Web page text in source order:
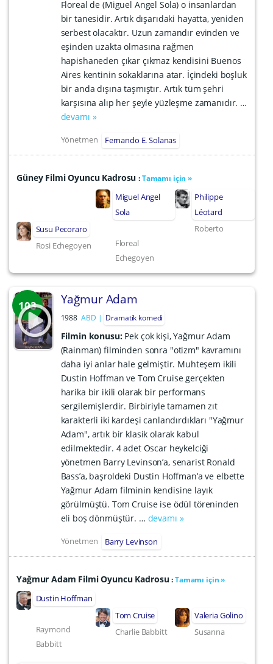
Floreal de (Miguel Angel Sola) o insanlardan
bir tanesidir. Artık dışarıdaki hayatta, yeniden
serbest olacaktır. Uzun zamandır evinden ve
eşinden uzakta olmasına rağmen
hapishaneden çıkar çıkmaz kendisini Buenos
Aires kentinin sokaklarına atar. İçindeki boşluk
bir anda dışına taşmıştır. Artık tüm şehri
karşısına alıp her şeyle yüzleşme zamanıdır. …
devamı »
Yönetmen Fernando E. Solanas
Güney Filmi Oyuncu Kadrosu:Tamamı için »
Susu Pecoraro
Rosi Echegoyen
Miguel Angel
Sola
Floreal
Echegoyen
Philippe
Léotard
Roberto
103 Yağmur Adam
1988 ABD Dramatik komedi
Filmin konusu: Pek çok kişi, Yağmur Adam
(Rainman) filminden sonra "otizm" kavramını
daha iyi anlar hale gelmiştir. Muhteşem ikili
Dustin Hoffman ve Tom Cruise gerçekten
harika bir ikili olarak bir performans
sergilemişlerdir. Birbiriyle tamamen zıt
karakterli iki kardeşi canlandırdıkları "Yağmur
Adam", artık bir klasik olarak kabul
edilmektedir. 4 adet Oscar heykelciği
yönetmen Barry Levinson’a, senarist Ronald
Bass’a, başroldeki Dustin Hoffman’a ve elbette
Yağmur Adam filminin kendisine layık
görülmüştü. Tom Cruise ise ödül töreninden
eli boş dönmüştür. … devamı »
Yönetmen Barry Levinson
Yağmur Adam Filmi Oyuncu Kadrosu:Tamamı için »
Dustin Hoffman
Raymond
Babbitt
Tom Cruise
Charlie Babbitt
Valeria Golino
Susanna